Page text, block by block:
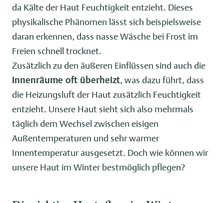
da Kälte der Haut Feuchtigkeit entzieht. Dieses
physikalische Phänomen lässt sich beispielsweise
daran erkennen, dass nasse Wäsche bei Frost im
Freien schnell trocknet.
Zusätzlich zu den äußeren Einflüssen sind auch die
Innenräume oft überheizt, was dazu führt, dass
die Heizungsluft der Haut zusätzlich Feuchtigkeit
entzieht. Unsere Haut sieht sich also mehrmals
täglich dem Wechsel zwischen eisigen
Außentemperaturen und sehr warmer
Innentemperatur ausgesetzt. Doch wie können wir
unsere Haut im Winter bestmöglich pflegen?